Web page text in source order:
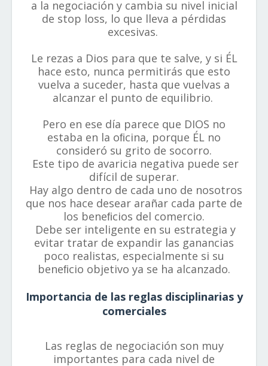
a la negociación y cambia su nivel inicial
de stop loss, lo que lleva a pérdidas
excesivas.
Le rezas a Dios para que te salve, y si ÉL
hace esto, nunca permitirás que esto
vuelva a suceder, hasta que vuelvas a
alcanzar el punto de equilibrio.
Pero en ese día parece que DIOS no
estaba en la oﬁcina, porque ÉL no
consideró su grito de socorro.
Este tipo de avaricia negativa puede ser
difícil de superar.
Hay algo dentro de cada uno de nosotros
que nos hace desear arañar cada parte de
los beneﬁcios del comercio.
Debe ser inteligente en su estrategia y
evitar tratar de expandir las ganancias
poco realistas, especialmente si su
beneﬁcio objetivo ya se ha alcanzado.
Importancia de las reglas disciplinarias y
comerciales
Las reglas de negociación son muy
importantes para cada nivel de